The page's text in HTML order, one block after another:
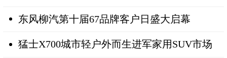
东风柳汽第十届67品牌客户日盛大启幕
猛士X700城市轻户外而生进军家用SUV市场